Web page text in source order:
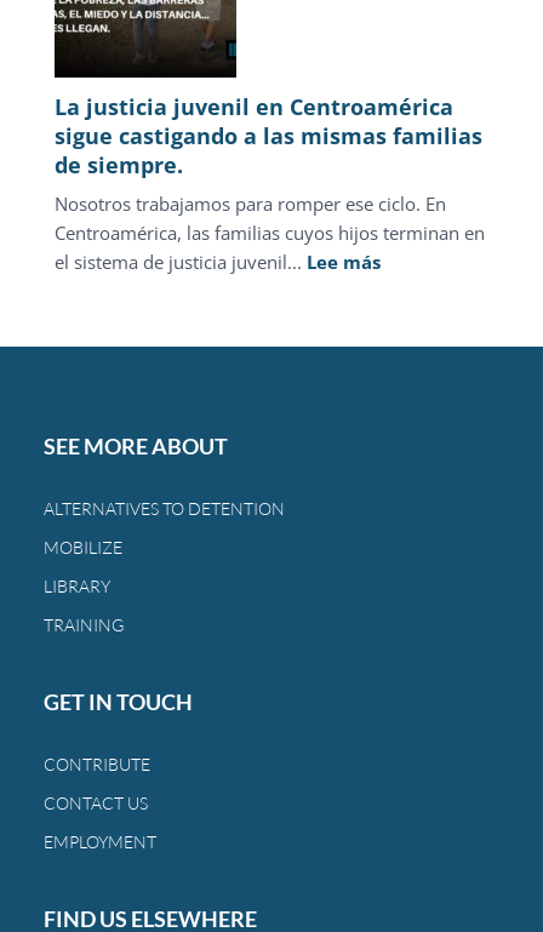
La justicia juvenil en Centroamérica
sigue castigando a las mismas familias
de siempre.
Nosotros trabajamos para romper ese ciclo. En
Centroamérica, las familias cuyos hijos terminan en
el sistema de justicia juvenil... Lee más:
juvenil
SEE MORE ABOUT
ALTERNATIVES TO DETENTION
MOBILIZE
LIBRARY
TRAINING
GET IN TOUCH
CONTRIBUTE
CONTACT US
EMPLOYMENT
FIND US ELSEWHERE